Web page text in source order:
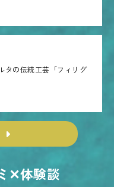
タの伝統工芸「フィリグ
✕体験談